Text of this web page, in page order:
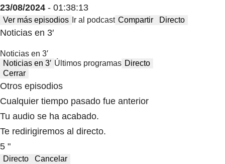
23/08/2024 - 01:38:13
Ver más episodios Ir al podcast Compartir Directo
Noticias en 3′
Noticias en 3′
Noticias en 3′ Últimos programas Directo
Cerrar
Otros episodios
Cualquier tiempo pasado fue anterior
Tu audio se ha acabado.
Te redirigiremos al directo.
5 "
Directo Cancelar